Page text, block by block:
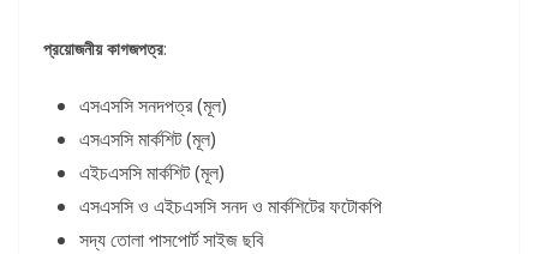
প্রয়োজনীয় কাগজপত্র:
এসএসসি সনদপত্র (মূল)
এসএসসি মার্কশিট (মূল)
এইচএসসি মার্কশিট (মূল)
এসএসসি ও এইচএসসি সনদ ও মার্কশিটের ফটোকপি
সদ্য তোলা পাসপোর্ট সাইজ ছবি